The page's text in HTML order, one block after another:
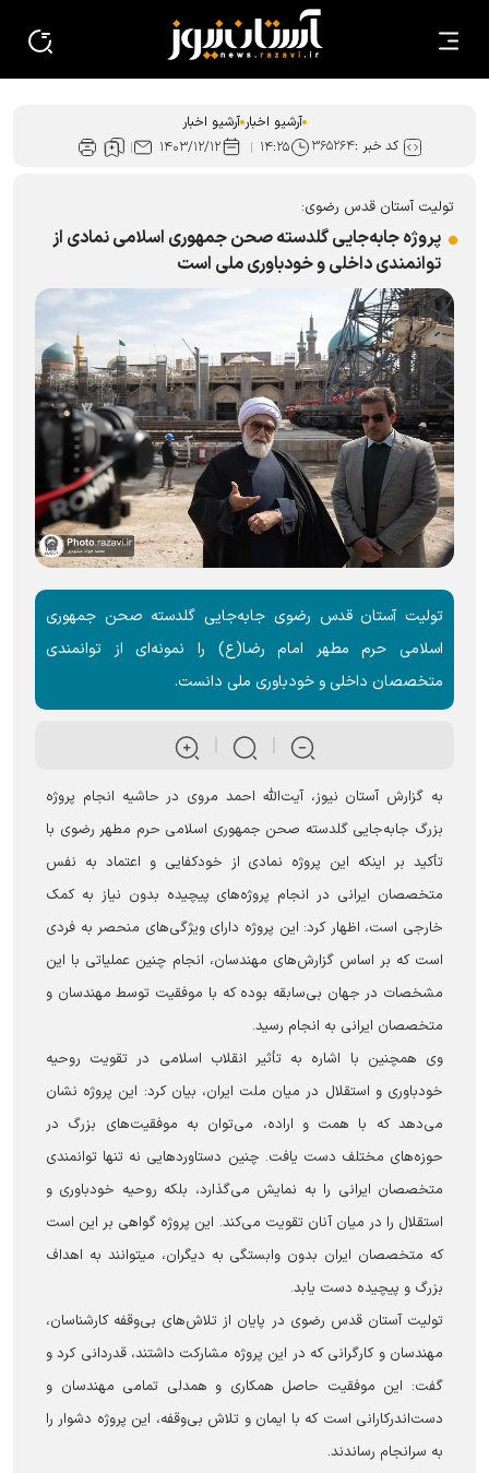
آرشیو اخبار آرشیو اخبار
کد خبر :۳۶۵۲۶۴ ۱۴:۲۵ ۱۴۰۳/۱۲/۱۲
تولیت آستان قدس رضوی:
پروژه جابه‌جایی گلدسته صحن جمهوری اسلامی نمادی از
توانمندی داخلی و خودباوری ملی است
تولیت آستان قدس رضوی جابه‌جایی گلدسته صحن جمهوری
اسلامی حرم مطهر امام رضا(ع) را نمونه‌ای از توانمندی
متخصصان داخلی و خودباوری ملی دانست.
به گزارش آستان نیوز، آیت‌الله احمد مروی در حاشیه انجام پروژه
بزرگ جابه‌جایی گلدسته صحن جمهوری اسلامی حرم مطهر رضوی با
تأکید بر اینکه این پروژه نمادی از خودکفایی و اعتماد به نفس
متخصصان ایرانی در انجام پروژه‌های پیچیده بدون نیاز به کمک
خارجی است، اظهار کرد: این پروژه دارای ویژگی‌های منحصر به فردی
است که بر اساس گزارش‌های مهندسان، انجام چنین عملیاتی با این
مشخصات در جهان بی‌سابقه بوده که با موفقیت توسط مهندسان و
متخصصان ایرانی به انجام رسید.
وی همچنین با اشاره به تأثیر انقلاب اسلامی در تقویت روحیه
خودباوری و استقلال در میان ملت ایران، بیان کرد: این پروژه نشان
می‌دهد که با همت و اراده، می‌توان به موفقیت‌های بزرگ در
حوزه‌های مختلف دست یافت. چنین دستاوردهایی نه تنها توانمندی
متخصصان ایرانی را به نمایش می‌گذارد، بلکه روحیه خودباوری و
استقلال را در میان آنان تقویت می‌کند. این پروژه گواهی بر این است
که متخصصان ایران بدون وابستگی به دیگران، می‎توانند به اهداف
بزرگ و پیچیده دست یابد.
تولیت آستان قدس رضوی در پایان از تلاش‌های بی‌وقفه کارشناسان،
مهندسان و کارگرانی که در این پروژه مشارکت داشتند، قدردانی کرد و
گفت: این موفقیت حاصل همکاری و همدلی تمامی مهندسان و
دست‌اندرکارانی است که با ایمان و تلاش بی‌وقفه، این پروژه دشوار را
به سرانجام رساندند.